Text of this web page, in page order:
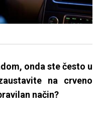
onda ste često u
na crveno
način?